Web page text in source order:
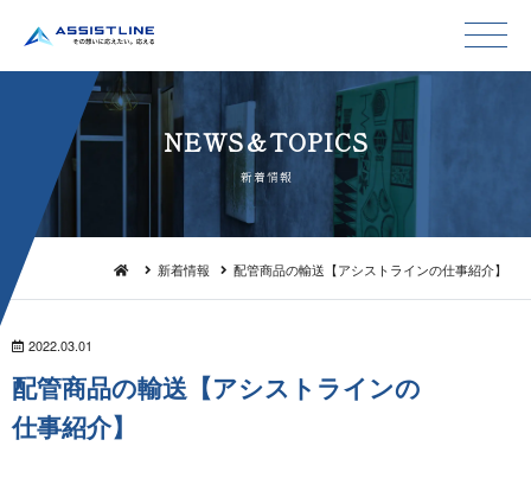
NEWS＆TO P I C S
新 着 情 報
新着情報 配管商品の輸送【アシストラインの仕事紹介】
2022.03.01
配管商品の輸送【アシストラインの
仕 事 紹 介 】